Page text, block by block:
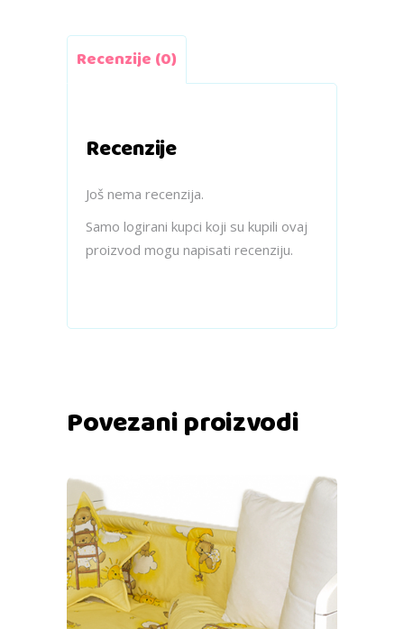
Recenzije (0)
Recenzije
Još nema recenzija.
Samo logirani kupci koji su kupili ovaj
proizvod mogu napisati recenziju.
Povezani proizvodi